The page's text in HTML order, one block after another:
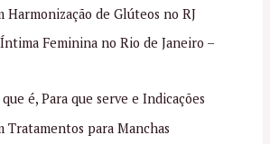
Harmonização de Glúteos no RJ
Feminina no Rio de Janeiro –
é, Para que serve e Indicações
Tratamentos para Manchas